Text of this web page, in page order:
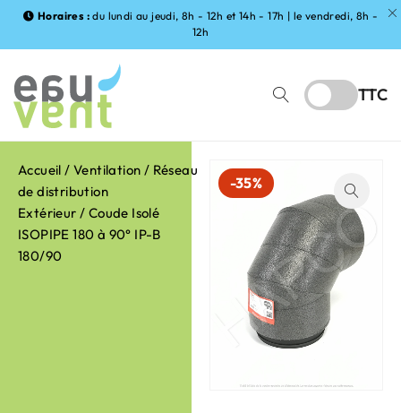
Horaires : du lundi au jeudi, 8h - 12h et 14h - 17h | le vendredi, 8h -
12h
TTC
Accueil /Ventilation / Réseau
de distribution
Extérieur / Coude Isolé
ISOPIPE 180 à 90° IP-B
180/90
-35%